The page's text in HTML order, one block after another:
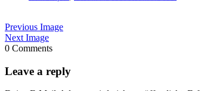
Previous Image
Next Image
0 Comments
Leave a reply